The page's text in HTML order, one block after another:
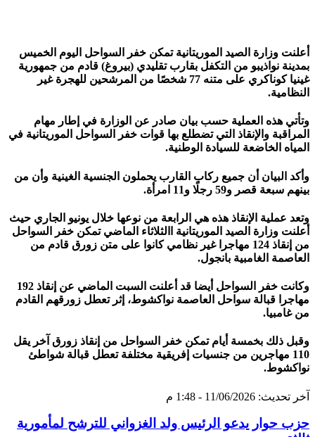
أعلنت وزارة الصيد الموريتانية تمكن خفر السواحل اليوم الخميس
بمدينة نواذيبو من التكفل بقارب تقليدي (بيروغ) قادم من جمهورية
غينيا كوناكري على متنه 77 شخصًا من المرشحين للهجرة غير
النظامية.
وتأتي هذه العملية حسب بيان صادر عن الوزارة في إطار مهام
المراقبة والإنقاذ التي تضطلع بها قوات خفر السواحل الموريتانية في
المياه الخاضعة للسيادة الوطنية.
وأكد البيان أن جميع ركاب القارب يحملون الجنسية الغينية وأن من
بينهم سبعة قصر و59 رجلًا و11 امرأة.
وتعد عملية الإنقاذ هذه هي الرابعة من نوعها خلال يونيو الجاري حيث
أعلنت وزارة الصيد الموريتانية االثلاثاء الماضي تمكن خفر السواحل
من إنقاذ 124 مهاجرا غير نظامي كانوا على متن زورق قادم من
العاصمة الغامبية بانجول.
وكانت خفر السواحل أيضا قد أعلنت السبت الماضي عن إنقاذ 192
مهاجرا قبالة سواحل العاصمة نواكشوط، إثر تعطل زورقهم القادم
من غامبيا.
وقبل ذلك بخمسة أيام تمكن خفر السواحل من إنقاذ زورق آخر يقل
110 مهاجرين من جنسيات إفريقية مختلفة تعطل قبالة شواطئ
نواكشوط.
آخر تحديث: 11/06/2026 - 1:48 م
حزب حوار يدعو الرئيس ولد الغزواني للترشح لمأمورية